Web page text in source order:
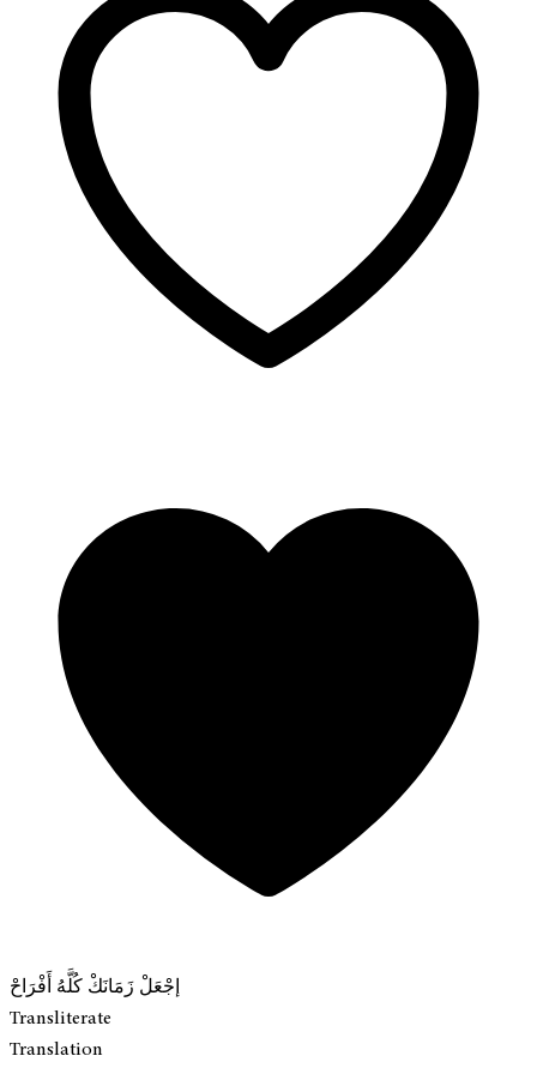
إجْعَلْ زَمَانَكْ كُلَّهُ أَفْرَاحْ
Transliterate
Translation